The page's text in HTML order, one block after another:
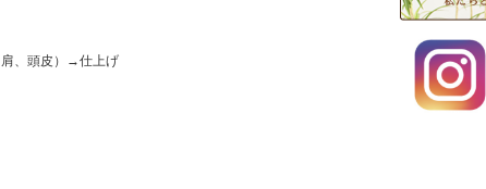
、頭皮）→仕上げ